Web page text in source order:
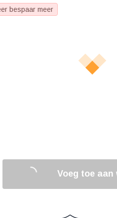
bespaar meer
Voeg toe aan